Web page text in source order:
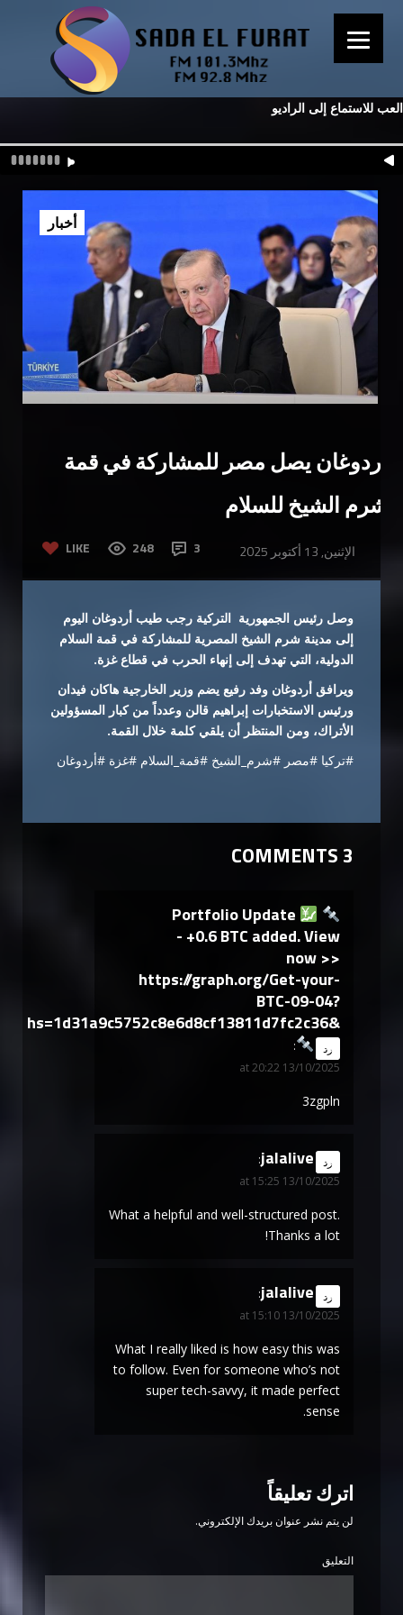
العب للاستماع إلى الراديو
أردوغان يصل مصر للمشاركة في قمة
شرم الشيخ للسلام
LIKE 248 3 الإثنين, 13 أكتوبر 2025
أخبار
وصل رئيس الجمهورية التركية رجب طيب أردوغان اليوم
إلى مدينة شرم الشيخ المصرية للمشاركة في قمة السلام
الدولية، التي تهدف إلى إنهاء الحرب في قطاع غزة.
ويرافق أردوغان وفد رفيع يضم وزير الخارجية هاكان فيدان
ورئيس الاستخبارات إبراهيم قالن وعدداً من كبار المسؤولين
الأتراك، ومن المنتظر أن يلقي كلمة خلال القمة.
#تركيا #مصر #شرم_الشيخ #قمة_السلام #غزة #أردوغان
3 COMMENTS
Portfolio Update
- +0.6 BTC added. View
now >>
https://graph.org/Get-your-
BTC-09-04?
hs=1d31a9c5752c8e6d8cf13811d7fc2c36&
says:
13/10/2025 at 20:22
رد
3zgpln
jalalive
says:
13/10/2025 at 15:25
رد
What a helpful and well-structured post.
Thanks a lot!
jalalive
says:
13/10/2025 at 15:10
رد
What I really liked is how easy this was
to follow. Even for someone who’s not
super tech-savvy, it made perfect
sense.
اترك تعليقاً
لن يتم نشر عنوان بريدك الإلكتروني.
التعليق